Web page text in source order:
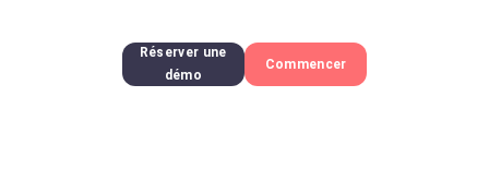
Réserver une
démo
Commencer